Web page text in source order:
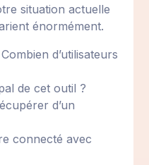
situation actuelle
énormément.
d’utilisateurs
de cet outil ?
d’un
connecté avec